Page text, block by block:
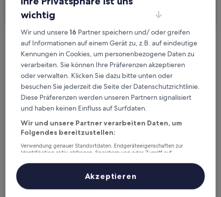
Kostenlose Stornierung bei
Planänderungen
Verdiene Prämien für jede
wahrgenommene Übernachtung
Mehr sparen mit Preisen für Mitglieder
Überprüfe die Preise für diese Daten
Nächstes Wochenende
wichtig
Wir und unsere16 Partner speichern und/ oder greifen
auf Informationen auf einem Gerät zu, z.B. auf eindeutige
Kennungen in Cookies, um personenbezogene Daten zu
verarbeiten. Sie können Ihre Präferenzen akzeptieren
oder verwalten. Klicken Sie dazu bitte unten oder
besuchen Sie jederzeit die Seite der Datenschutzrichtlinie.
Diese Präferenzen werden unseren Partnern signalisiert
und haben keinen Einfluss auf Surfdaten.
Wir und unsere Partner verarbeiten Daten, um
Folgendes bereitzustellen:
Verwendung genauer Standortdaten. Endgeräteeigenschaften zur
Identifikation aktiv abfragen. Speichern von oder Zugriff auf
Inhalte, Messung von Werbeleistung und der Performance von Inhalten,
Zielgruppenforschung sowie Entwicklung und Verbesserung von
Liste der Partner (Lieferanten)
Akzeptieren